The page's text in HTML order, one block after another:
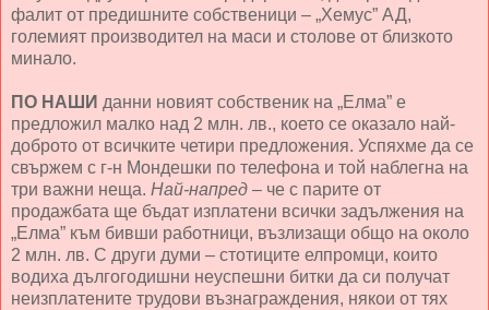
фалит от предишните собственици – „Хемус” АД,
големият производител на маси и столове от близкото
минало.
ПО НАШИ данни новият собственик на „Елма” е
предложил малко над 2 млн. лв., което се оказало най-
доброто от всичките четири предложения. Успяхме да се
свържем с г-н Мондешки по телефона и той наблегна на
три важни неща. Най-напред – че с парите от
продажбата ще бъдат изплатени всички задължения на
„Елма” към бивши работници, възлизащи общо на около
2 млн. лв. С други думи – стотиците елпромци, които
водиха дългогодишни неуспешни битки да си получат
неизплатените трудови възнаграждения, някои от тях